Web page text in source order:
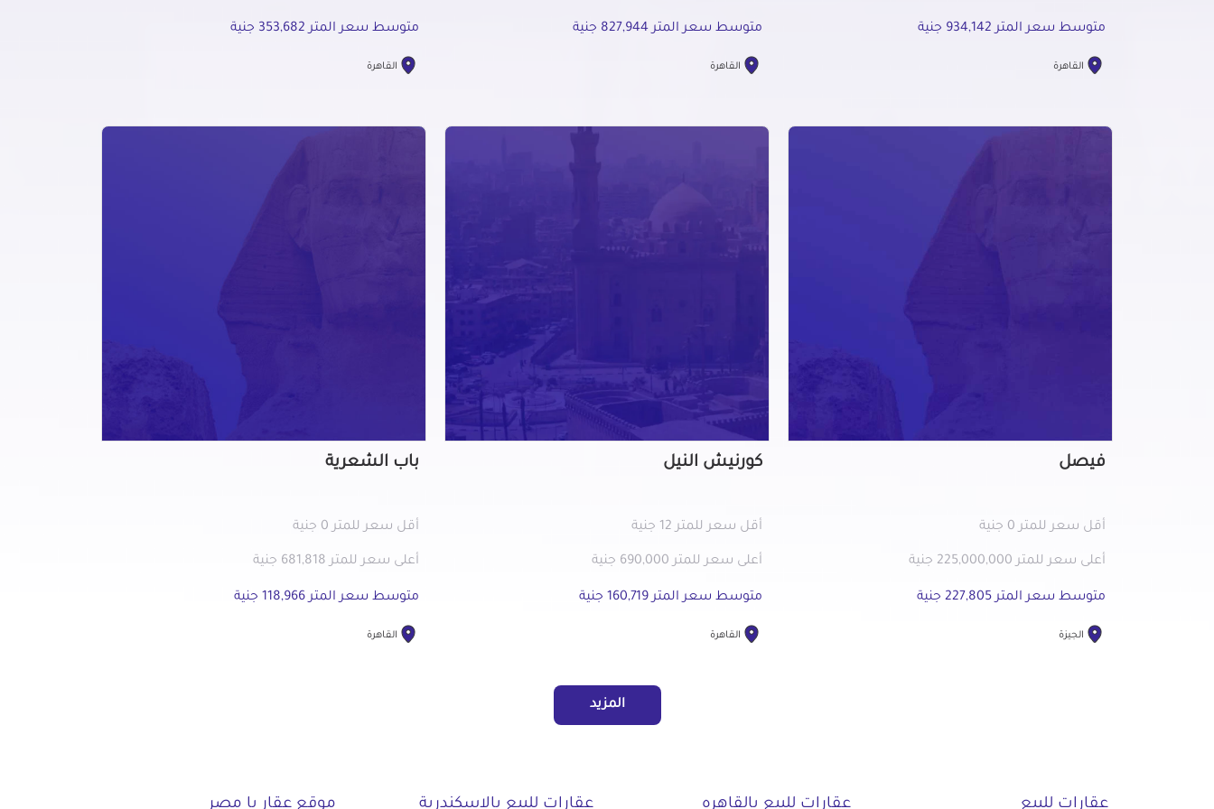
متوسط سعر المتر 934,142 جنية
القاهرة
متوسط سعر المتر 827,944 جنية
القاهرة
متوسط سعر المتر 353,682 جنية
القاهرة
فيصل
أقل سعر للمتر 0 جنية
أعلى سعر للمتر 225,000,000 جنية
متوسط سعر المتر 227,805 جنية
الجيزة
كورنيش النيل
أقل سعر للمتر 12 جنية
أعلى سعر للمتر 690,000 جنية
متوسط سعر المتر 160,719 جنية
القاهرة
باب الشعرية
أقل سعر للمتر 0 جنية
أعلى سعر للمتر 681,818 جنية
متوسط سعر المتر 118,966 جنية
القاهرة
المزيد
عقارات للبيع عقارات للبيع بالقاهره عقارات للبيع بالاسكندرية موقع عقار يا مصر